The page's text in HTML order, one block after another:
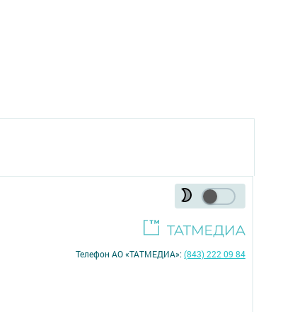
Телефон АО «ТАТМЕДИА»:(843) 222 09 84